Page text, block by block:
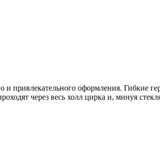
и привлекательного оформления.
через весь холл цирка и, минуя